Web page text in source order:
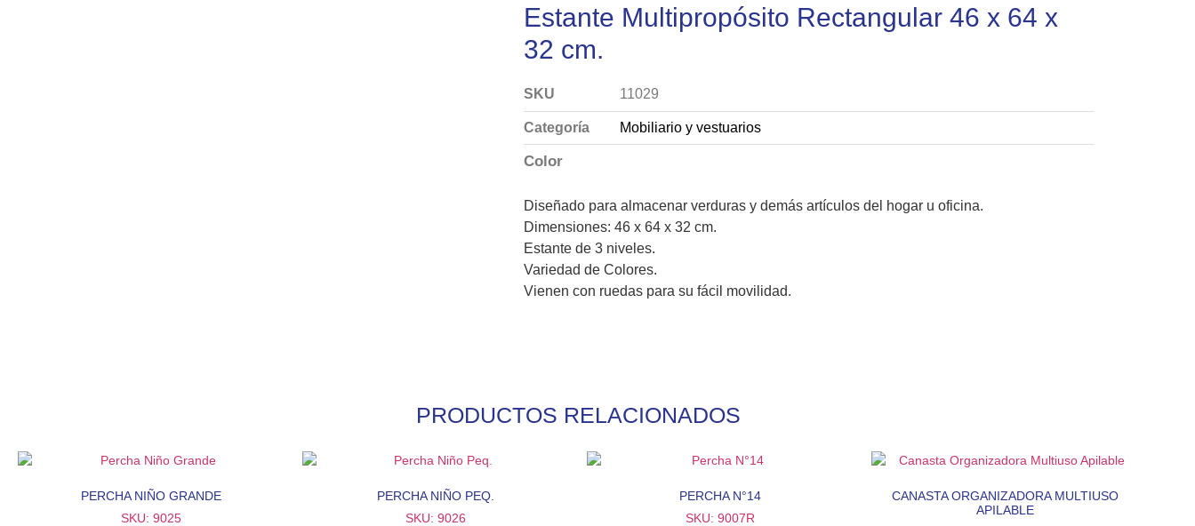
Estante Multipropósito Rectangular 46 x 64 x
32 cm.
SKU 11029
Categoría Mobiliario y vestuarios
Color
Diseñado para almacenar verduras y demás artículos del hogar u oficina.
Dimensiones: 46 x 64 x 32 cm.
Estante de 3 niveles.
Variedad de Colores.
Vienen con ruedas para su fácil movilidad.
PRODUCTOS RELACIONADOS
PERCHA NIÑO GRANDE
SKU: 9025
PERCHA NIÑO PEQ.
SKU: 9026
PERCHA N°14
SKU: 9007R
CANASTA ORGANIZADORA MULTIUSO
APILABLE